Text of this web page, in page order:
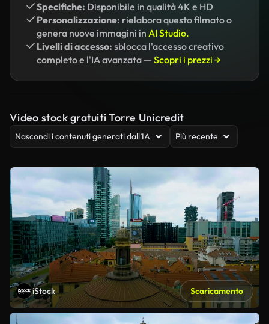
Specifiche: Disponibile in qualità 4K e HD
Personalizzazione: rielabora questo filmato o
genera nuove immagini in AI Studio.
Livelli di accesso: sblocca l'accesso creativo
completo e l'IA avanzata — Scopri i prezzi →
Video stock gratuiti Torre Unicredit
Nascondi i contenuti generati dall’IA Più recente
iStock Scaricamento